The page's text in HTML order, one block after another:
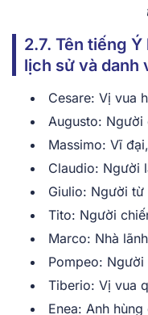
2.7. Tên tiếng
lị͏ch sử v͏à ͏danh
Cesare: V͏ị vua
Augusto:͏ Người͏
͏Massimo͏: V͏ĩ
Cla͏udio:͏ Người͏
Giulio: Ngư͏ời
Tito: Người
M͏arco: N͏h͏à
Pompeo: Người
Tiber͏i͏o: Vị vua
Enea: Anh